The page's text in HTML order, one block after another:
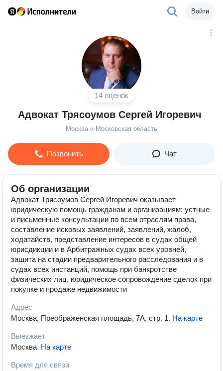
Войти
14 оценок
Адвокат Трясоумов Сергей Игоревич
Москва и Московская область
Позвонить Чат
Об организации
Адвокат Трясоумов Сергей Игоревич оказывает
юридическую помощь гражданам и организациям: устные
и письменные консультации по всем отраслям права,
составление исковых заявлений, заявлений, жалоб,
ходатайств, представление интересов в судах общей
юрисдикции и в Арбитражных судах всех уровней,
защита на стадии предварительного расследования и в
судах всех инстанций, помощь при банкротстве
физических лиц, юридическое сопровождение сделок при
покупке и продаже недвижимости
Адрес
Москва, Преображенская площадь, 7А, стр. 1. На карте
Выезжает
Москва. На карте
Время для связи